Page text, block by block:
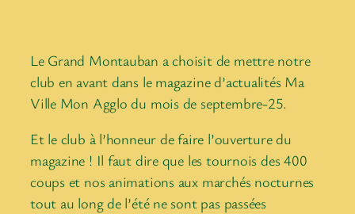
Le Grand Montauban a choisit de mettre notre
club en avant dans le magazine d’actualités Ma
Ville Mon Agglo du mois de septembre-25.
Et le club à l’honneur de faire l’ouverture du
magazine ! Il faut dire que les tournois des 400
coups et nos animations aux marchés nocturnes
tout au long de l’été ne sont pas passées